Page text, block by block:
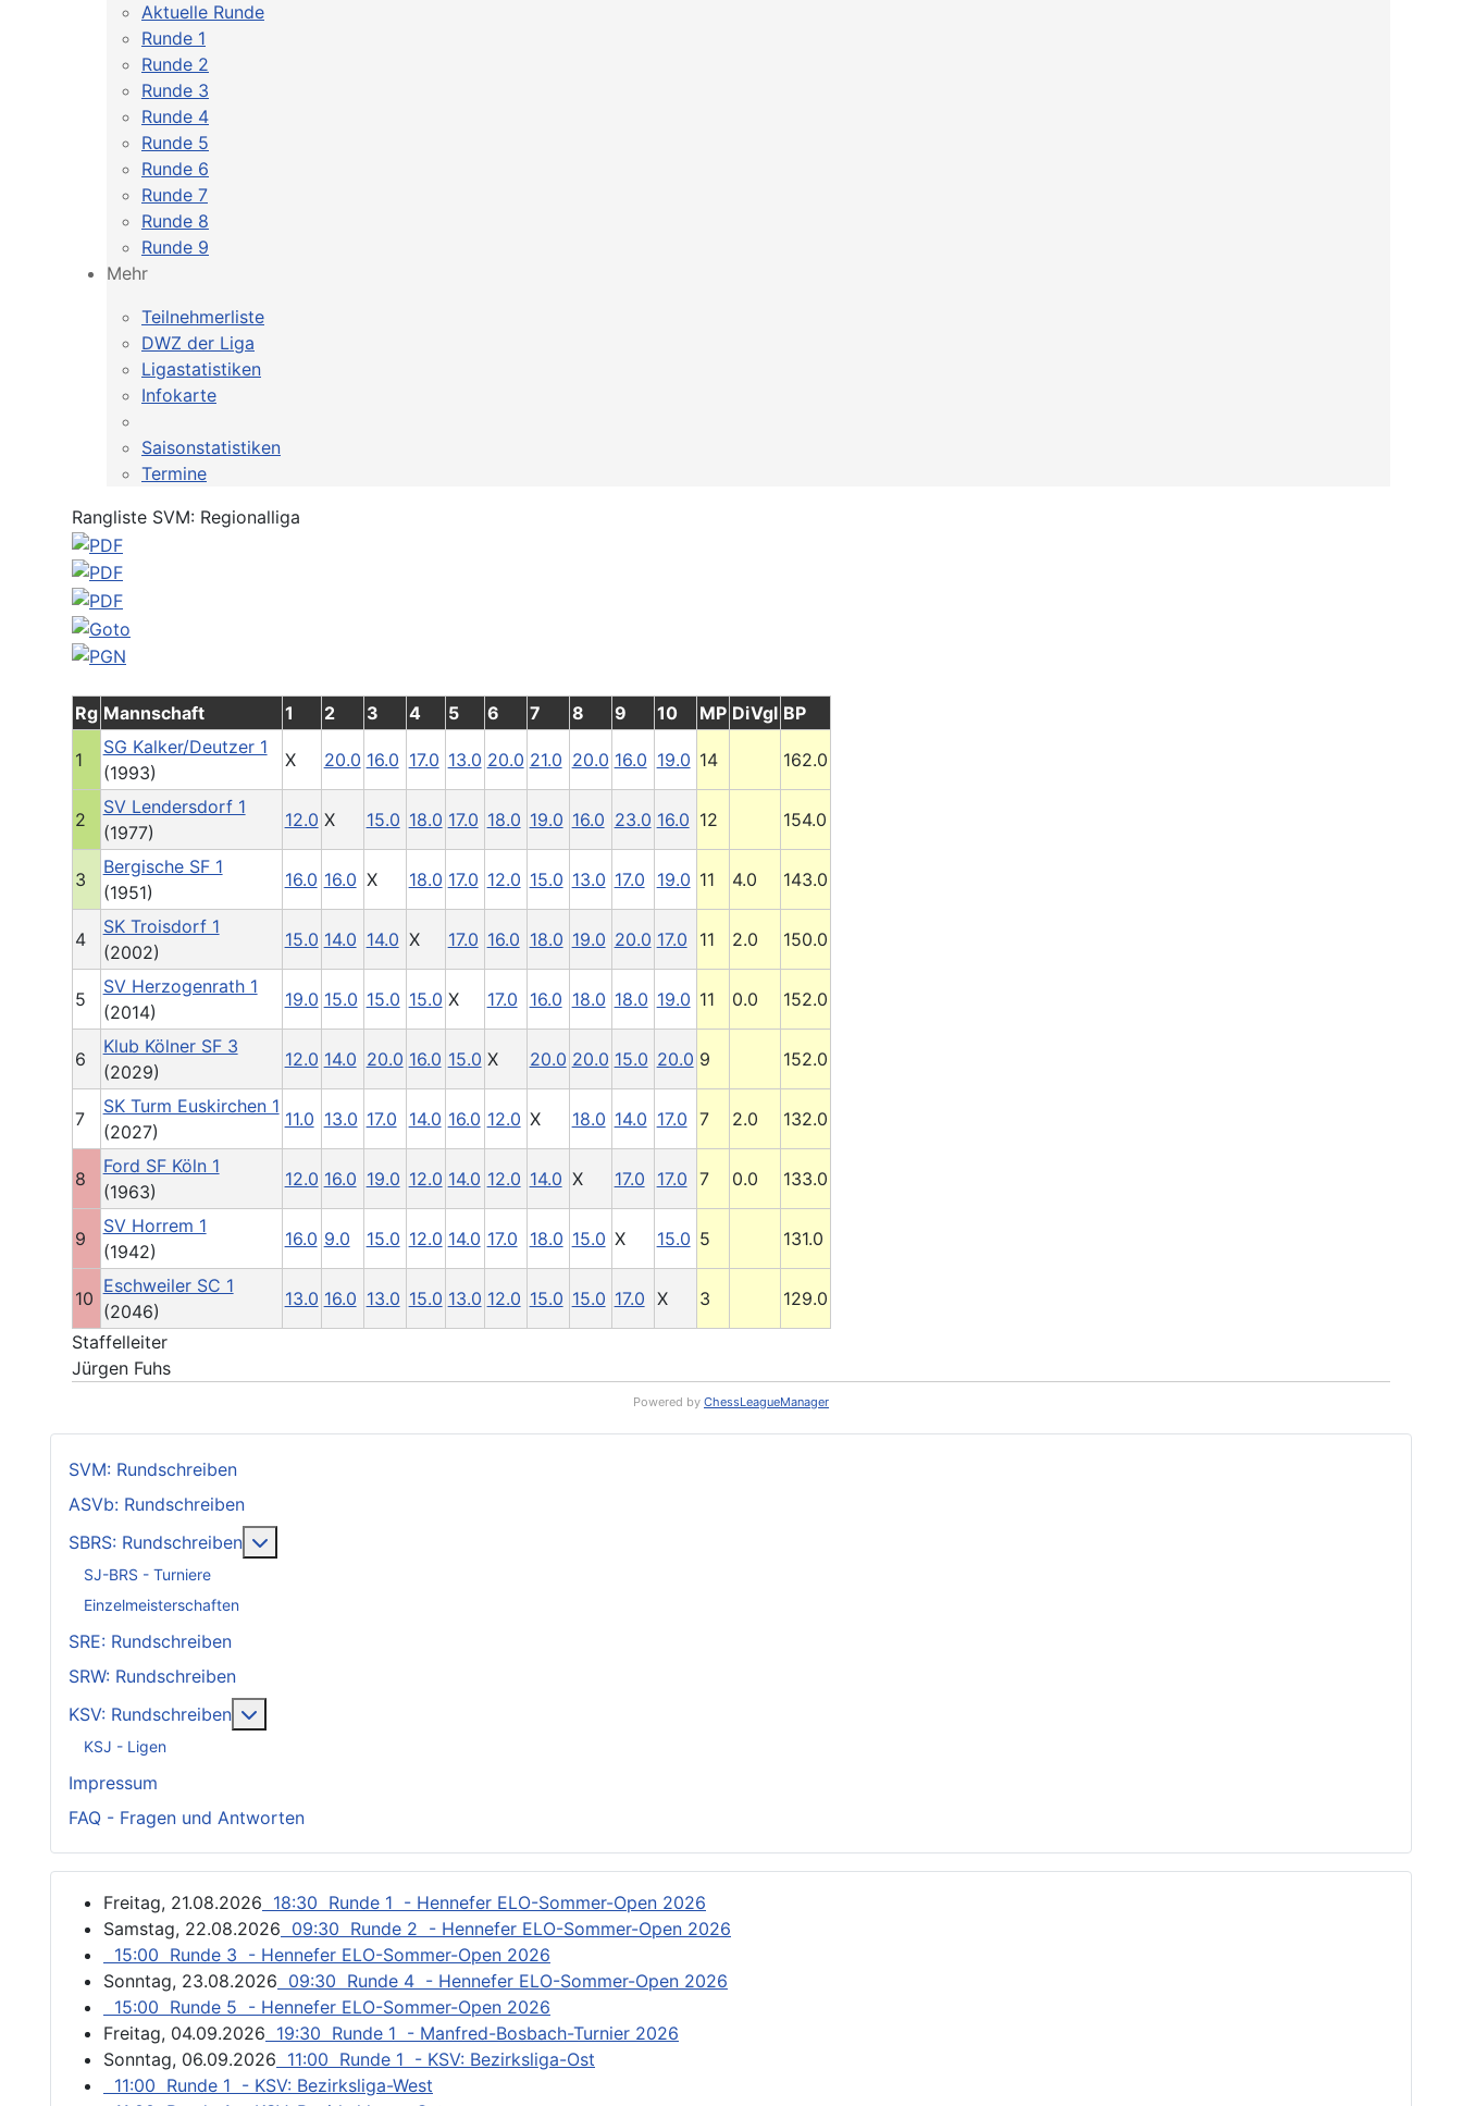
Aktuelle Runde
Runde 1
Runde 2
Runde 3
Runde 4
Runde 5
Runde 6
Runde 7
Runde 8
Runde 9
Mehr
Teilnehmerliste
DWZ der Liga
Ligastatistiken
Infokarte
Saisonstatistiken
Termine
Rangliste SVM: Regionalliga
Rg Mannschaft 1 2 3 4 5 6 7 8 9 10 MP DiVgl BP
1
SG Kalker/Deutzer 1
(1993)
X 20.0 16.0 17.0 13.0 20.0 21.0 20.0 16.0 19.0 14 162.0
2
SV Lendersdorf 1
(1977)
12.0 X 15.0 18.0 17.0 18.0 19.0 16.0 23.0 16.0 12 154.0
3
Bergische SF 1
(1951)
16.0 16.0 X 18.0 17.0 12.0 15.0 13.0 17.0 19.0 11 4.0 143.0
4
SK Troisdorf 1
(2002)
15.0 14.0 14.0 X 17.0 16.0 18.0 19.0 20.0 17.0 11 2.0 150.0
5
SV Herzogenrath 1
(2014)
19.0 15.0 15.0 15.0 X 17.0 16.0 18.0 18.0 19.0 11 0.0 152.0
6
Klub Kölner SF 3
(2029)
12.0 14.0 20.0 16.0 15.0 X 20.0 20.0 15.0 20.0 9 152.0
7
SK Turm Euskirchen 1
(2027)
11.0 13.0 17.0 14.0 16.0 12.0 X 18.0 14.0 17.0 7 2.0 132.0
8
Ford SF Köln 1
(1963)
12.0 16.0 19.0 12.0 14.0 12.0 14.0 X 17.0 17.0 7 0.0 133.0
9
SV Horrem 1
(1942)
16.0 9.0 15.0 12.0 14.0 17.0 18.0 15.0 X 15.0 5 131.0
10
Eschweiler SC 1
(2046)
13.0 16.0 13.0 15.0 13.0 12.0 15.0 15.0 17.0 X 3
129.0
Staffelleiter
Jürgen Fuhs
Powered by ChessLeagueManager
SVM: Rundschreiben
ASVb: Rundschreiben
SBRS: Rundschreiben
SJ-BRS - Turniere
Einzelmeisterschaften
SRE: Rundschreiben
SRW: Rundschreiben
KSV: Rundschreiben
KSJ - Ligen
Impressum
FAQ - Fragen und Antworten
Freitag, 21.08.2026 18:30 Runde 1 - Hennefer ELO-Sommer-Open 2026
Samstag, 22.08.2026 09:30 Runde 2 - Hennefer ELO-Sommer-Open 2026
15:00 Runde 3 - Hennefer ELO-Sommer-Open 2026
Sonntag, 23.08.2026 09:30 Runde 4 - Hennefer ELO-Sommer-Open 2026
15:00 Runde 5 - Hennefer ELO-Sommer-Open 2026
Freitag, 04.09.2026 19:30 Runde 1 - Manfred-Bosbach-Turnier 2026
Sonntag, 06.09.2026 11:00 Runde 1 - KSV: Bezirksliga-Ost
11:00 Runde 1 - KSV: Bezirksliga-West